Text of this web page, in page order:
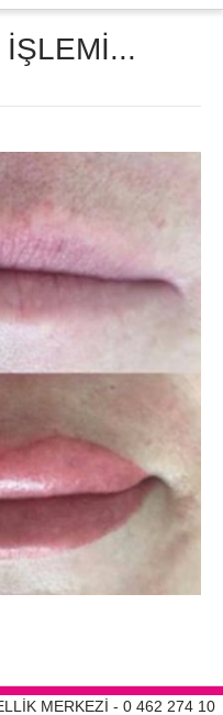
MERKEZİ - 0 462 274 10